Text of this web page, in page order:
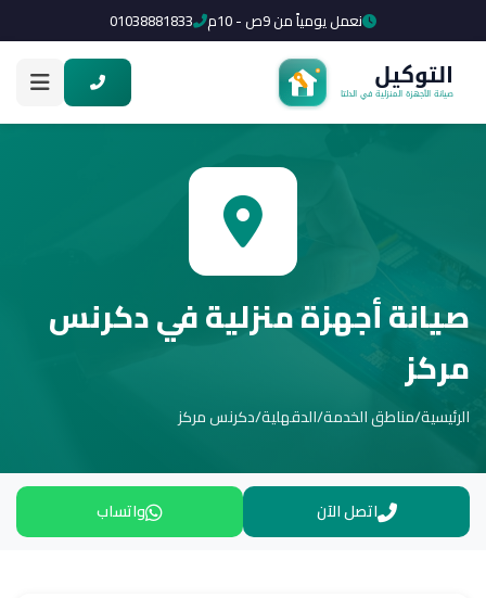
نعمل يومياً من 9ص - 10م 01038881833
صيانة أجهزة منزلية في دكرنس
مركز
الرئيسية/مناطق الخدمة/الدقهلية/دكرنس مركز
اتصل الآن واتساب